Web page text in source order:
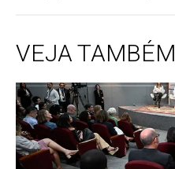
VEJA TAMBÉM